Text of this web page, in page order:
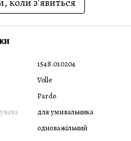
1548.010204
Volle
Pardo
для умивальника
одноважільний